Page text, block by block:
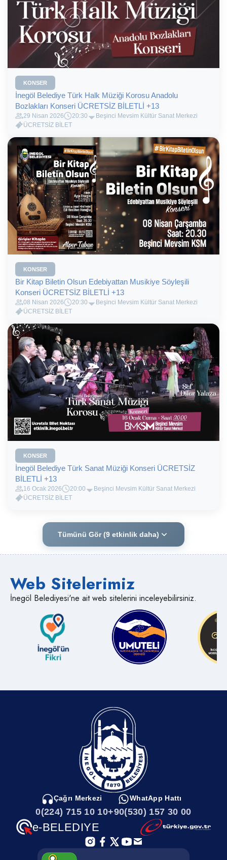
KONSER
İnegöl Belediye Türk Halk Müziği Korosu Anadolu
Bozlakları Konseri ÜCRETSİZ BİLETLİ +13
29 Nisan 2026 20:30
Beşinci Mevsim Kültür Sanat Merkezi
ÜCRETSİZ BİLET
KONSER
Bir Kitap Biletin Olsun Edebiyattan Musikiye Söyleşili
Konseri ÜCRETSİZ BİLETLİ +13
08 Nisan 2026 20:30
Beşinci Mevsim Kültür Sanat Merkezi
ÜCRETSİZ BİLET
KONSER
İnegöl Belediye Türk Sanat Müziği Konseri ÜCRETSİZ
BİLETLİ +13
16 Ocak 2026 20:00
Beşinci Mevsim Kültür Sanat Merkezi
ÜCRETSİZ BİLET
Tümünü Gör (9 etkinlik daha)
Web Sitelerimiz
İnegöl Belediyesi'ne ait web sitelerini inceleyebilirsiniz.
Çağrı Merkezi
0(224) 715 10 10
WhatApp Hattı
+90(530) 157 30 00
e-BELEDIYE